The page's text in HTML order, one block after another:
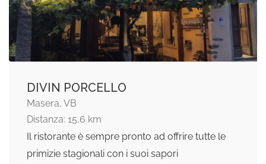
DIVIN PORCELLO
Masera, VB
Distanza: 15,6 km
Il ristorante è sempre pronto ad offrire tutte le
primizie stagionali con i suoi sapori